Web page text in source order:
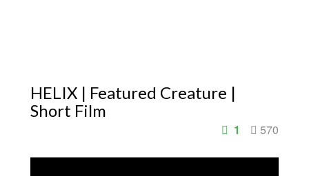
HELIX | Featured Creature |
Short Film
570
1